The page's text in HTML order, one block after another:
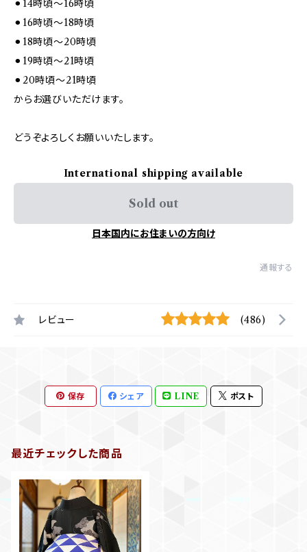
⚫︎14時頃～16時頃
⚫︎16時頃～18時頃
⚫︎18時頃～20時頃
⚫︎19時頃～21時頃
⚫︎20時頃～21時頃
からお選びいただけます。
どうぞよろしくお願いいたします。
International shipping available
Sold out
日本国内にお住まいの方向け
通報する
レビュー (486)
保存 シェア LINE ポスト
最近チェックした商品